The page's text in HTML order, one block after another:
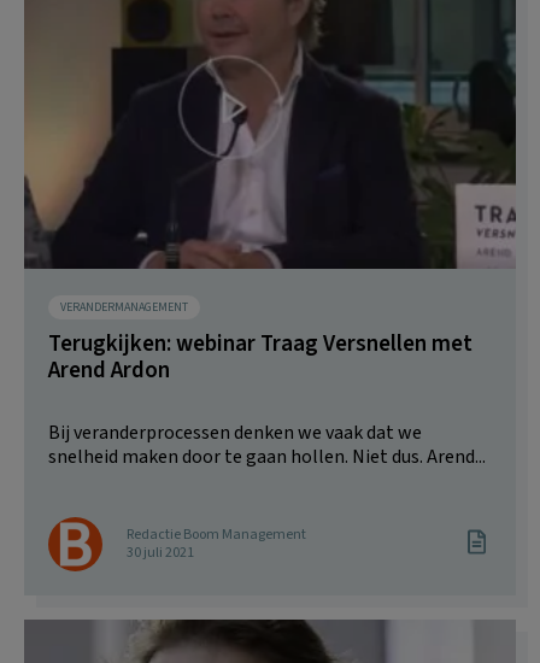
VERANDERMANAGEMENT
Terugkijken: webinar Traag Versnellen met
Arend Ardon
Bij veranderprocessen denken we vaak dat we
snelheid maken door te gaan hollen. Niet dus. Arend...
Redactie Boom Management
30 juli 2021